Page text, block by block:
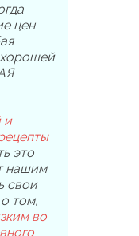
цен
и
это
нашим
свои
том,
во